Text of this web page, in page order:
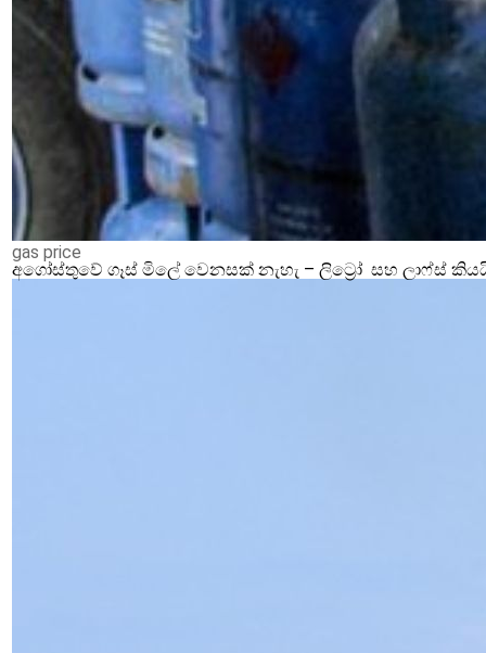
gas price
අගෝස්තුවේ ගෑස් මිලේ වෙනසක් නැහැ – ලිට්‍රෝ සහ ලාෆ්ස්